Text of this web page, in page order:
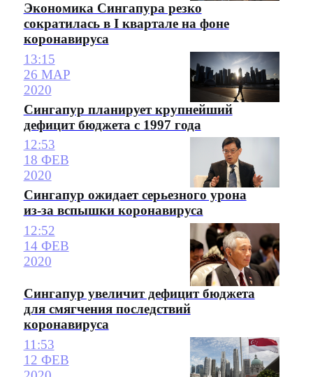
Экономика Сингапура резко
сократилась в I квартале на фоне
коронавируса
13:15
26 МАР
2020
Сингапур планирует крупнейший
дефицит бюджета с 1997 года
12:53
18 ФЕВ
2020
Сингапур ожидает серьезного урона
из-за вспышки коронавируса
12:52
14 ФЕВ
2020
Сингапур увеличит дефицит бюджета
для смягчения последствий
коронавируса
11:53
12 ФЕВ